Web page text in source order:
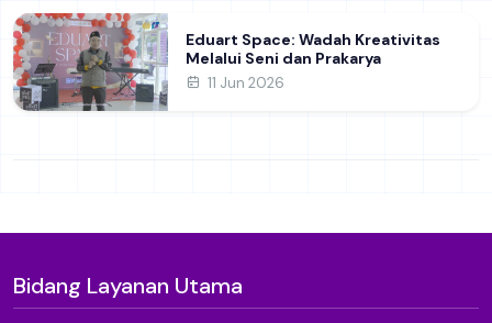
Eduart Space: Wadah Kreativitas
Melalui Seni dan Prakarya
11 Jun 2026
Bidang Layanan Utama